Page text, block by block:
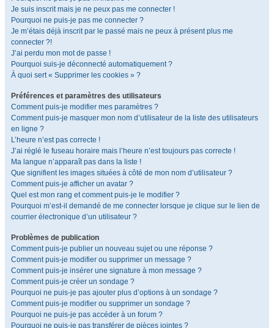
Je suis inscrit mais je ne peux pas me connecter !
Pourquoi ne puis-je pas me connecter ?
Je m’étais déjà inscrit par le passé mais ne peux à présent plus me
connecter ?!
J’ai perdu mon mot de passe !
Pourquoi suis-je déconnecté automatiquement ?
À quoi sert « Supprimer les cookies » ?
Préférences et paramètres des utilisateurs
Comment puis-je modifier mes paramètres ?
Comment puis-je masquer mon nom d’utilisateur de la liste des utilisateurs
en ligne ?
L’heure n’est pas correcte !
J’ai réglé le fuseau horaire mais l’heure n’est toujours pas correcte !
Ma langue n’apparaît pas dans la liste !
Que signifient les images situées à côté de mon nom d’utilisateur ?
Comment puis-je afficher un avatar ?
Quel est mon rang et comment puis-je le modifier ?
Pourquoi m’est-il demandé de me connecter lorsque je clique sur le lien de
courrier électronique d’un utilisateur ?
Problèmes de publication
Comment puis-je publier un nouveau sujet ou une réponse ?
Comment puis-je modifier ou supprimer un message ?
Comment puis-je insérer une signature à mon message ?
Comment puis-je créer un sondage ?
Pourquoi ne puis-je pas ajouter plus d’options à un sondage ?
Comment puis-je modifier ou supprimer un sondage ?
Pourquoi ne puis-je pas accéder à un forum ?
Pourquoi ne puis-je pas transférer de pièces jointes ?